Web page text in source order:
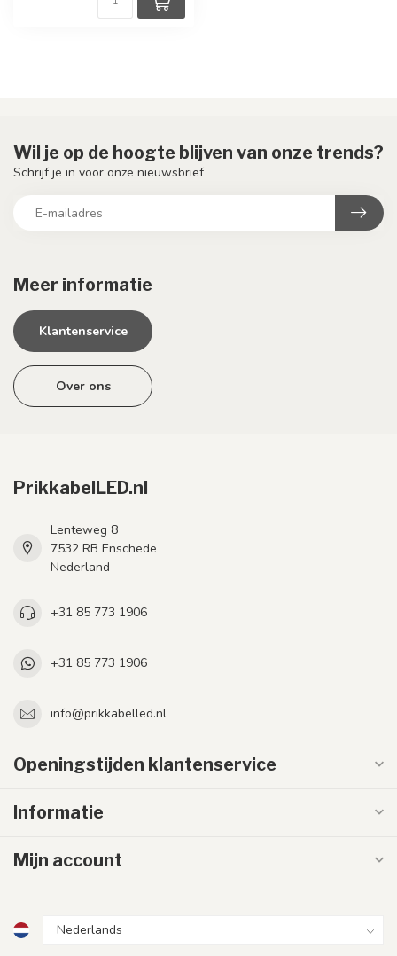
Meer informatie
Klantenservice
Over ons
Wil je op de hoogte blijven van onze trends?
Schrijf je in voor onze nieuwsbrief
PrikkabelLED.nl
Lenteweg 8
7532 RB Enschede
Nederland
+31 85 773 1906
+31 85 773 1906
info@prikkabelled.nl
Openingstijden klantenservice
Informatie
Mijn account